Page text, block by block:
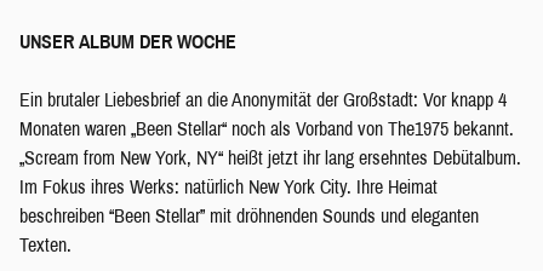
UNSER ALBUM DER WOCHE
Ein brutaler Liebesbrief an die Anonymität der Großstadt: Vor knapp 4
Monaten waren „Been Stellar“ noch als Vorband von The1975 bekannt.
„Scream from New York, NY“ heißt jetzt ihr lang ersehntes Debütalbum.
Im Fokus ihres Werks: natürlich New York City. Ihre Heimat
beschreiben “Been Stellar” mit dröhnenden Sounds und eleganten
Texten.